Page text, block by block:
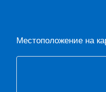
Местоположение на